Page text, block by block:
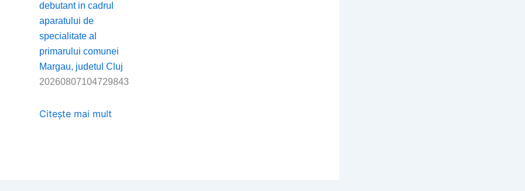
debutant in cadrul
aparatului de
specialitate al
primarului comunei
Margau, judetul Cluj
20260807104729843
Citește mai mult